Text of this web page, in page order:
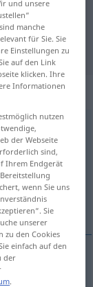
und unsere
manche
für Sie. Sie
Einstellungen zu
auf den Link
klicken. Ihre
Informationen
nutzen
der Webseite
sind,
Ihrem Endgerät
wenn Sie uns
Sie
unserer
zu den Cookies
einfach auf den
der
.